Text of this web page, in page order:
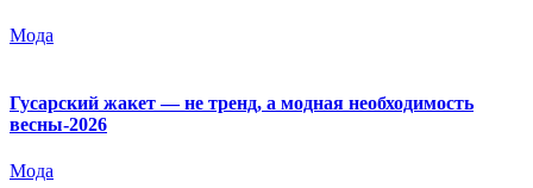
Мода
Гусарский жакет — не тренд, а модная необходимость
весны-2026
Мода